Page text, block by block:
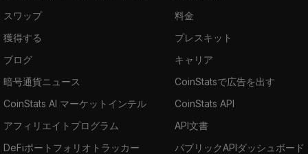
スワップ
獲得する
ブログ
暗号通貨ニュース
CoinStats AI マーケットインテル
アフィリエイトプログラム
DeFiポートフォリオトラッカー
料金
プレスキット
キャリア
CoinStatsで広告を出す
CoinStats API
API文書
パブリックAPIダッシュボード